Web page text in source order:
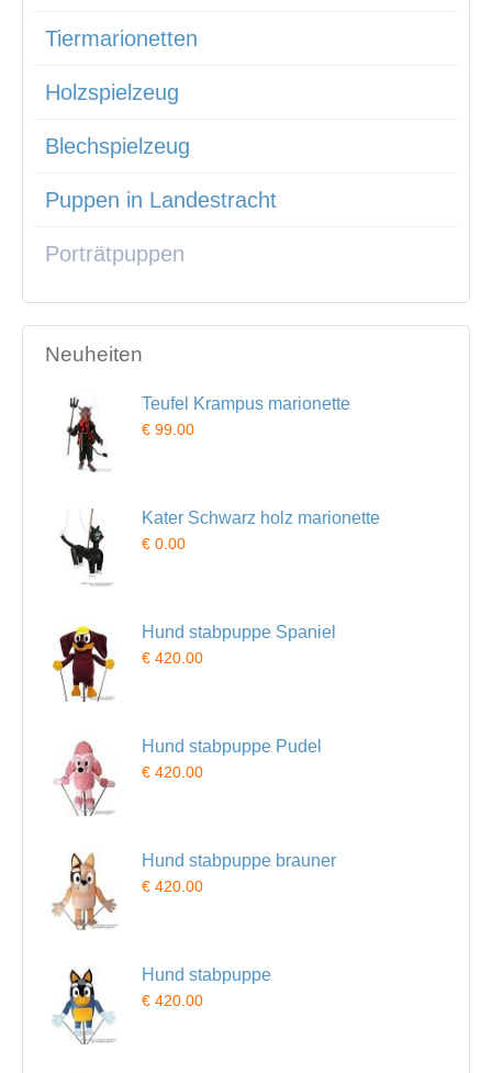
Tiermarionetten
Holzspielzeug
Blechspielzeug
Puppen in Landestracht
Porträtpuppen
Neuheiten
Teufel Krampus marionette
€ 99.00
Kater Schwarz holz marionette
€ 0.00
Hund stabpuppe Spaniel
€ 420.00
Hund stabpuppe Pudel
€ 420.00
Hund stabpuppe brauner
€ 420.00
Hund stabpuppe
€ 420.00